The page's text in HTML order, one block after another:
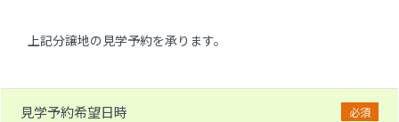
上記分譲地の見学予約を承ります。
見学予約希望日時 必須